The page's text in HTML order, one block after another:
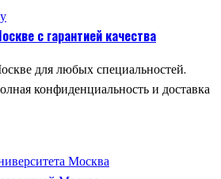
с гарантией качества
для любых специальностей.
конфиденциальность и доставка
Москва